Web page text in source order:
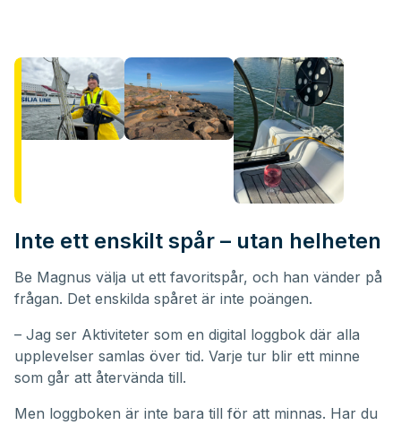
Inte ett enskilt spår – utan helheten
Be Magnus välja ut ett favoritspår, och han vänder på
frågan. Det enskilda spåret är inte poängen.
– Jag ser Aktiviteter som en digital loggbok där alla
upplevelser samlas över tid. Varje tur blir ett minne
som går att återvända till.
Men loggboken är inte bara till för att minnas. Har du